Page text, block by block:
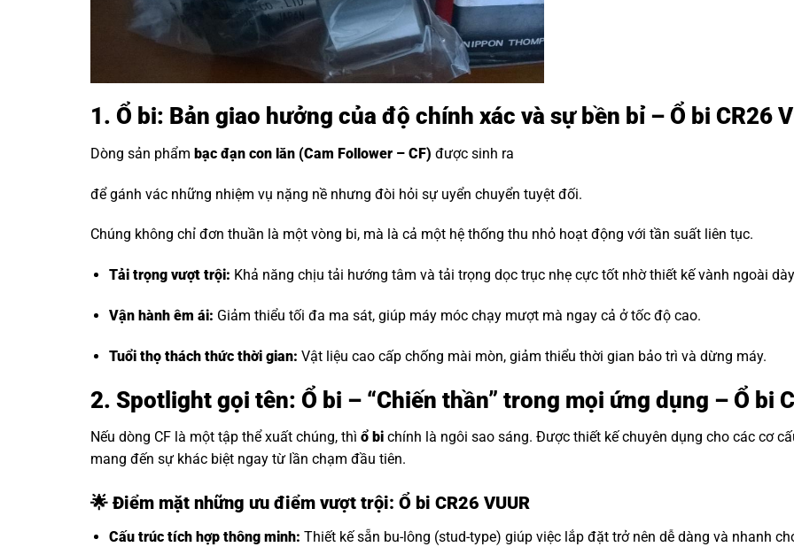
1. Ổ bi: Bản giao hưởng của độ chính xác và sự bền bỉ – Ổ bi CR26
Dòng sản phẩm bạc đạn con lăn (Cam Follower – CF) được sinh ra
để gánh vác những nhiệm vụ nặng nề nhưng đòi hỏi sự uyển chuyển tuyệt đối.
Chúng không chỉ đơn thuần là một vòng bi, mà là cả một hệ thống thu nhỏ hoạt động với tần suất liên tục.
Tải trọng vượt trội: Khả năng chịu tải hướng tâm và tải trọng dọc trục nhẹ cực tốt nhờ thiết kế vành ngoài
Vận hành êm ái: Giảm thiểu tối đa ma sát, giúp máy móc chạy mượt mà ngay cả ở tốc độ cao.
Tuổi thọ thách thức thời gian: Vật liệu cao cấp chống mài mòn, giảm thiểu thời gian bảo trì và dừng máy.
2. Spotlight gọi tên: Ổ bi – “Chiến thần” trong mọi ứng dụng – Ổ bi
Nếu dòng CF là một tập thể xuất chúng, thì ổ bi chính là ngôi sao sáng. Được thiết kế chuyên dụng cho các cơ
mang đến sự khác biệt ngay từ lần chạm đầu tiên.
🌟 Điểm mặt những ưu điểm vượt trội: Ổ bi CR26 VUUR
Cấu trúc tích hợp thông minh: Thiết kế sẵn bu-lông (stud-type) giúp việc lắp đặt trở nên dễ dàng và nhanh